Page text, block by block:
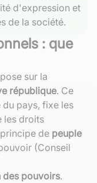
d'expression et
de la société.
: que
sur la
république. Ce
pays, fixe les
les droits
de peuple
(Conseil
des pouvoirs.